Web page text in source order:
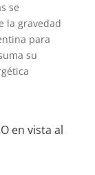
se
la gravedad
para
su
en vista al